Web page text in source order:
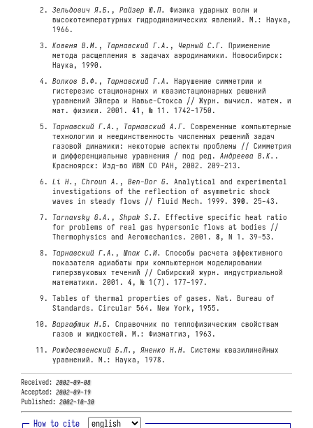
Зельдович Я.Б. ,Райзер Ю.П.
Физика ударных волн и
высокотемпературных гидродинамических явлений. М.: Наука,
1966.
Ковеня В.М. , Тарнавский Г.А. ,Черный С.Г.
Применение
метода расщепления в задачах аэродинамики. Новосибирск:
Наука, 1990.
Волков В.Ф. , Тарнавский Г.А.
Нарушение симметрии и
гистерезис стационарных и квазистационарных решений
уравнений Эйлера и Навье-Стокса // Журн. вычисл. матем. и
мат. физики. 2001.41 , № 11. 1742-1750.
Тарнавский Г.А. , Тарнавский А.Г.
Современные компьютерные
технологии и неединственность численных решений задач
газовой динамики: некоторые аспекты проблемы // Симметрия
и дифференциальные уравнения / под ред. Андреева В.К. .
Красноярск: Изд-во ИВМ СО РАН, 2002. 209-213.
Li H. ,Chroun A. ,Ben-Dor G.
Analytical and experimental
investigations of the reflection of asymmetric shock
waves in steady flows // Fluid Mech. 1999.390 . 25-43.
Tarnavsky G.A. ,Shpak S.I.
Effective specific heat ratio
for problems of real gas hypersonic flows at bodies //
Thermophysics and Aeromechanics. 2001.8 , N 1. 39-53.
Тарнавский Г.А. ,Шпак С.И.
Способы расчета эффективного
показателя адиабаты при компьютерном моделировании
гиперзвуковых течений // Сибирский журн. индустриальной
математики. 2001.4 , № 1(7). 177-197.
Tables of thermal properties of gases. Nat. Bureau of
Standards. Circular 564. New York, 1955.
Варгафтик Н.Б.
Справочник по теплофизическим свойствам
газов и жидкостей. М.: Физматгиз, 1963.
Рождественский Б.Л. ,Яненко Н.Н.
Системы квазилинейных
уравнений. М.: Наука, 1978.
Received:2002-09-08
Accepted:2002-09-19
Published:2002-10-30
How to cite